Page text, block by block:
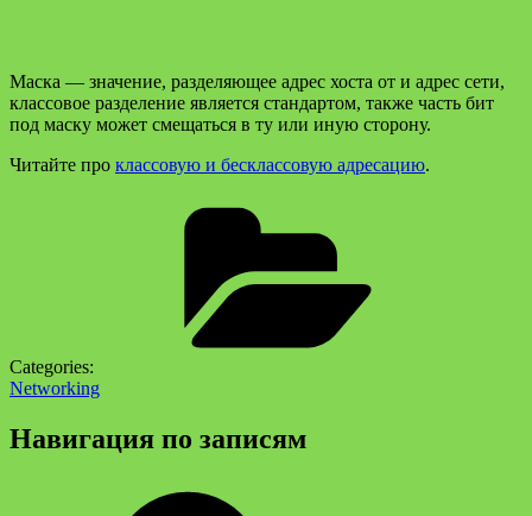
Маска — значение, разделяющее адрес хоста от и адрес сети,
классовое разделение является стандартом, также часть бит
под маску может смещаться в ту или иную сторону.
Читайте про классовую и бесклассовую адресацию.
Categories:
Networking
Навигация по записям